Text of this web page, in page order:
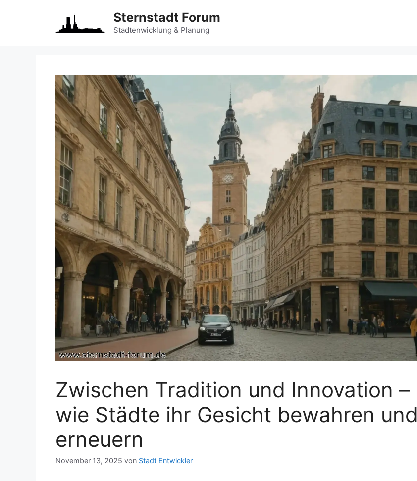
Sternstadt Forum
Stadtenwicklung & Planung
Zwischen Tradition und Innovation –
wie Städte ihr Gesicht bewahren und
erneuern
November 13, 2025 von Stadt Entwickler